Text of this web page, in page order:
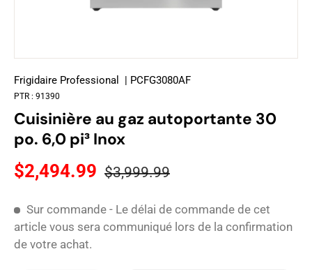
Frigidaire Professional | PCFG3080AF
PTR : 91390
Cuisinière au gaz autoportante 30
po. 6,0 pi³ Inox
$2,494.99 $3,999.99
Sur commande - Le délai de commande de cet
article vous sera communiqué lors de la confirmation
de votre achat.